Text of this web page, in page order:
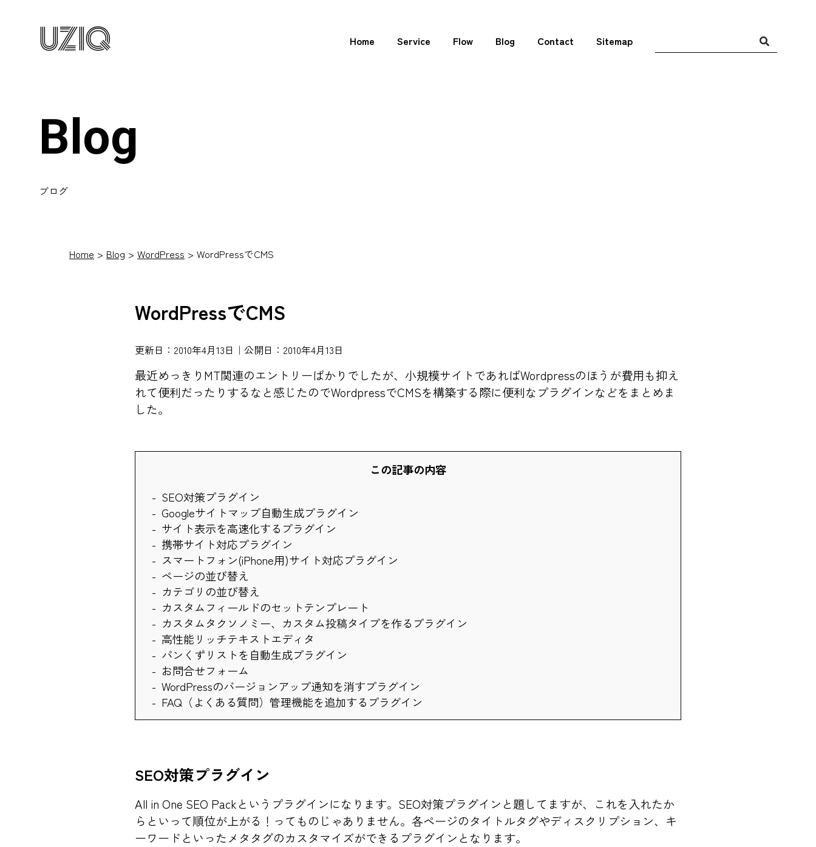
UZIQ Home Service Flow Blog Contact Sitemap
Blog
ブログ
Home Blog WordPress WordPressでCMS
WordPressでCMS
更新日：2010年4月13日｜公開日：2010年4月13日
最近めっきりMT関連のエントリーばかりでしたが、小規模サイトであればWordpressのほうが費用も抑え
れて便利だったりするなと感じたのでWordpressでCMSを構築する際に便利なプラグインなどをまとめま
した。
この記事の内容
SEO対策プラグイン
Googleサイトマップ自動生成プラグイン
サイト表示を高速化するプラグイン
携帯サイト対応プラグイン
スマートフォン(iPhone用)サイト対応プラグイン
ページの並び替え
カテゴリの並び替え
カスタムフィールドのセットテンプレート
カスタムタクソノミー、カスタム投稿タイプを作るプラグイン
高性能リッチテキストエディタ
パンくずリストを自動生成プラグイン
お問合せフォーム
WordPressのバージョンアップ通知を消すプラグイン
FAQ（よくある質問）管理機能を追加するプラグイン
SEO対策プラグイン
All in One SEO Packというプラグインになります。SEO対策プラグインと題してますが、これを入れたか
らといって順位が上がる！ってものじゃありません。各ページのタイトルタグやディスクリプション、キ
ーワードといったメタタグのカスタマイズができるプラグインとなります。